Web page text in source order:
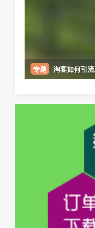
专题 淘客如何引流